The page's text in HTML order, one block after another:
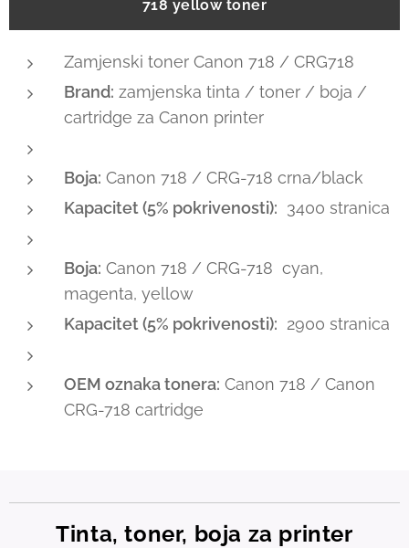
718 yellow toner
Zamjenski toner Canon 718 / CRG718
Brand: zamjenska tinta / toner / boja /
cartridge za Canon printer
Boja: Canon 718 / CRG-718 crna/black
Kapacitet (5% pokrivenosti): 3400 stranica
Boja: Canon 718 / CRG-718 cyan,
magenta, yellow
Kapacitet (5% pokrivenosti): 2900 stranica
OEM oznaka tonera: Canon 718 / Canon
CRG-718 cartridge
Tinta, toner, boja za printer